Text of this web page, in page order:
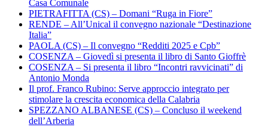
Casa Comunale
PIETRAFITTA (CS) – Domani “Ruga in Fiore”
RENDE – All’Unical il convegno nazionale “Destinazione
Italia”
PAOLA (CS) – Il convegno “Redditi 2025 e Cpb”
COSENZA – Giovedì si presenta il libro di Santo Gioffrè
COSENZA – Si presenta il libro “Incontri ravvicinati” di
Antonio Monda
Il prof. Franco Rubino: Serve approccio integrato per
stimolare la crescita economica della Calabria
SPEZZANO ALBANESE (CS) – Concluso il weekend
dell’Arberia